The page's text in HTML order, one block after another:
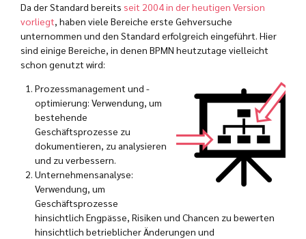
Da der Standard bereits seit 2004 in der heutigen Version
vorliegt, haben viele Bereiche erste Gehversuche
unternommen und den Standard erfolgreich eingeführt. Hier
sind einige Bereiche, in denen BPMN heutzutage vielleicht
schon genutzt wird:
Prozessmanagement und -
optimierung: Verwendung, um
bestehende
Geschäftsprozesse zu
dokumentieren, zu analysieren
und zu verbessern.
Unternehmensanalyse:
Verwendung, um
Geschäftsprozesse
hinsichtlich Engpässe, Risiken und Chancen zu bewerten
hinsichtlich betrieblicher Änderungen und